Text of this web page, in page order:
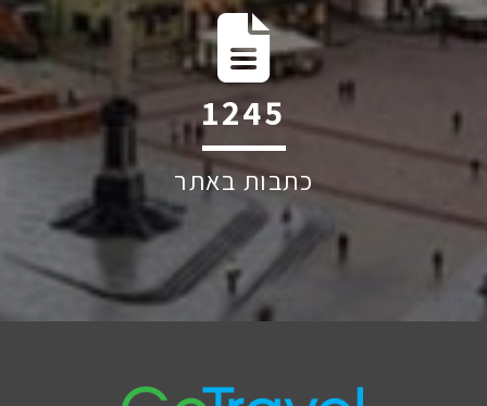
1830
כתבות באתר